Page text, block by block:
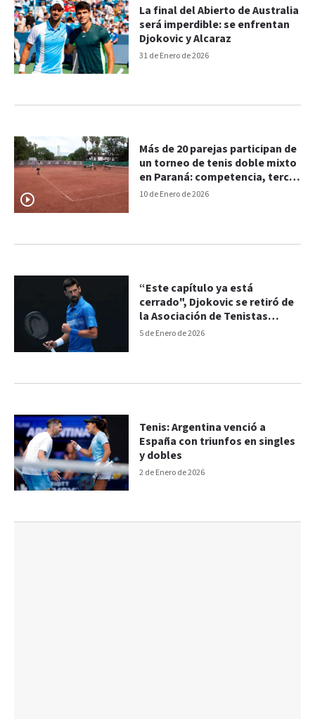
31 de Enero de 2026
La final del Abierto de Australia
será imperdible: se enfrentan
Djokovic y Alcaraz
10 de Enero de 2026
Más de 20 parejas participan de
un torneo de tenis doble mixto
en Paraná: competencia, tercer
tiempo y sunset
5 de Enero de 2026
“Este capítulo ya está
cerrado", Djokovic se retiró de
la Asociación de Tenistas
Profesionales
2 de Enero de 2026
Tenis: Argentina venció a
España con triunfos en singles
y dobles